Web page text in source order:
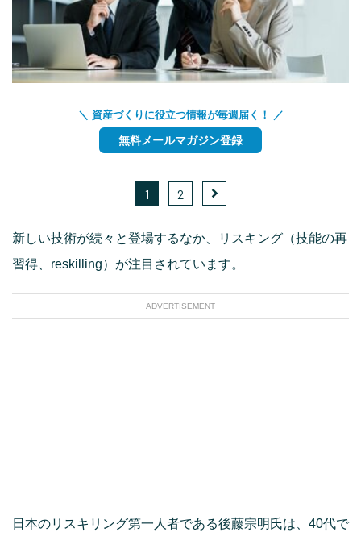
＼ 資産づくりに役立つ情報が毎週届く！ ／
無料メールマガジン登録
1 2
新しい技術が続々と登場するなか、リスキング（技能の再
習得、reskilling）が注目されています。
ADVERTISEMENT
日本のリスキリング第一人者である後藤宗明氏は、40代で